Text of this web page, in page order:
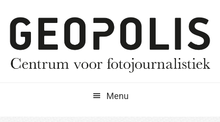
naar
hoofdnavigatie
naar
hoofd
inhoud
naar
eerste
sidebar
Menu